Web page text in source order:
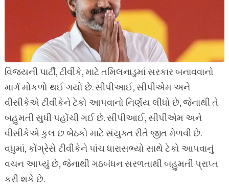
વિજયની પાર્ટી, ટીવીકે, માટે તમિલનાડુમાં સરકાર બનાવવાનો
માર્ગ મોકળો થઈ ગયો છે. સીપીઆઈ, સીપીએમ અને
વીસીકેએ ટીવીકેને ટેકો આપવાનો નિર્ણય લીધો છે, જેનાથી તે
બહુમતી સુધી પહોંચી ગઈ છે. સીપીઆઈ, સીપીએમ અને
વીસીકેએ કુલ છ બેઠકો માટે સંયુક્ત રીતે જીત મેળવી છે.
વધુમાં, કોંગ્રેસે ટીવીકેને પાંચ ધારાસભ્યો સાથે ટેકો આપવાનું
વચન આપ્યું છે, જેનાથી ગઠબંધન સરળતાથી બહુમતી પ્રાપ્ત
કરી શકે છે.